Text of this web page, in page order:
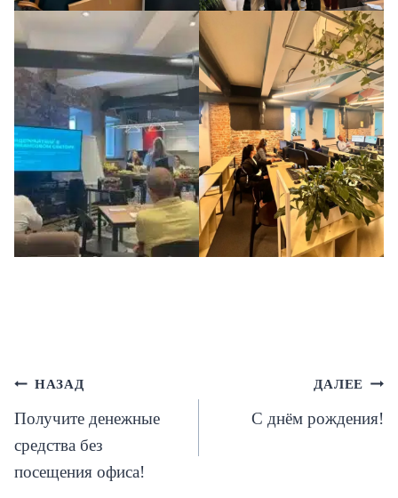
Навигация
по
записям
НАЗАД
Получите денежные
средства без
посещения офиса!
ДАЛЕЕ
С днём рождения!